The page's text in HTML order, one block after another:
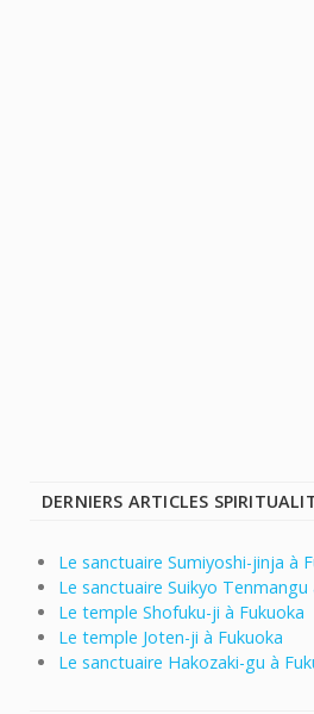
DERNIERS ARTICLES
Le sanctuaire Sumiyoshi-jinja à
Le sanctuaire Suikyo Tenmangu
Le temple Shofuku-ji à Fukuoka
Le temple Joten-ji à Fukuoka
Le sanctuaire Hakozaki-gu à